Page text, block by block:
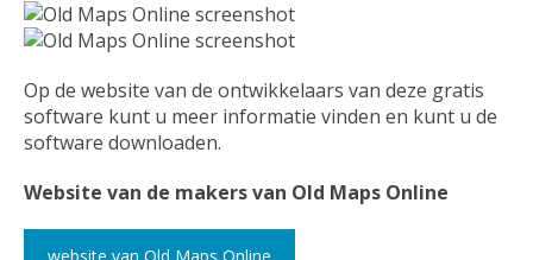
Op de website van de ontwikkelaars van deze gratis
software kunt u meer informatie vinden en kunt u de
software downloaden.
Website van de makers van Old Maps Online